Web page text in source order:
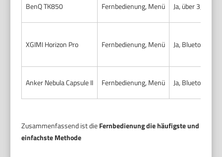
BenQ TK850 Fernbedienung, Menü Ja, über 3,5-
XGIMI Horizon Pro Fernbedienung, Menü Ja, Bluetooth
Anker Nebula Capsule II Fernbedienung, Menü Ja, Bluetooth &
Zusammenfassend ist dieFernbedienung die häufigste und
einfachste Methode